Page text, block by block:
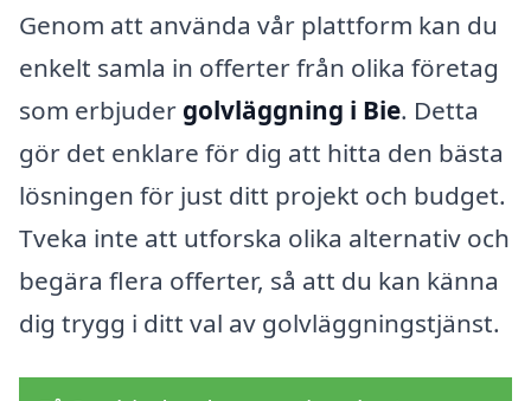
Genom att använda vår plattform kan du
enkelt samla in offerter från olika företag
som erbjuder golvläggning i Bie. Detta
gör det enklare för dig att hitta den bästa
lösningen för just ditt projekt och budget.
Tveka inte att utforska olika alternativ och
begära flera offerter, så att du kan känna
dig trygg i ditt val av golvläggningstjänst.